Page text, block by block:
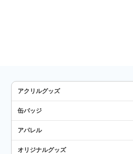
アクリルグッズ
缶バッジ
アパレル
オリジナルグッズ